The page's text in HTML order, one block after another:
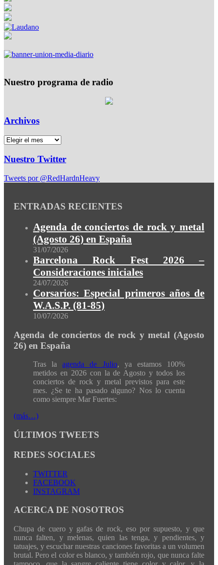
Nuestro programa de radio
Archivos
Nuestro Twitter
Tweets por @RedHardnHeavy
ENTRADAS RECIENTES
Agenda de conciertos de rock y metal
(Agosto 26) en España
31/07/2026
Barcelona Rock Fest 2026 –
Consideraciones iniciales
24/07/2026
Corsarios: Especial primeros años de
W.A.S.P. (81-85)
10/07/2026
Agenda de conciertos de rock y metal (Agosto
26) en España
Tras laagenda de Julio, ya estamos 100%
metidos en 2026 con la de Agosto y todos los
conciertos de rock y metal previstos para este
mes. ¿Se te ha pasado alguno? Nos lo cuenta
como siempre Mar Fuertes:
(más…)
ÚLTIMOS TWEETS
REDES SOCIALES
TWITTER
FACEBOOK
INSTAGRAM
ACERCA DE NOSOTROS
Chupa de cuero y gafas de rock, eso por supuesto, y que
nunca falten, y melenas, quien las tenga, y pendientes, y
tatuajes, y escuchar nuestras canciones favoritas a un volumen
brutal. Pero el color es blanco, y también rojo, que nunca falte